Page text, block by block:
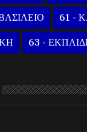
61 -
63 -